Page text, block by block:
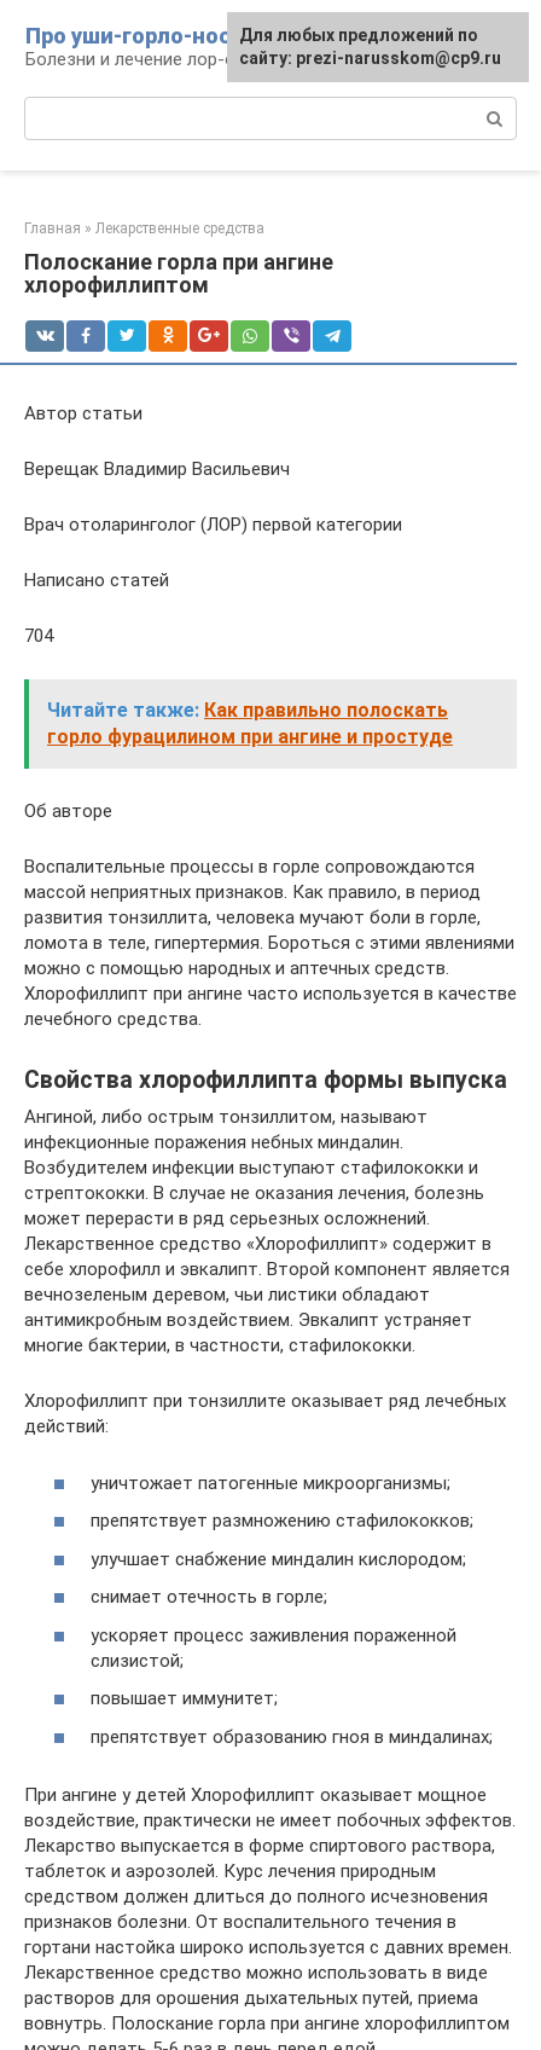
контенту
Про уши-горло-нос
Болезни и лечение лор-органов
Главная » Лекарственные средства
Полоскание горла при ангине
хлорофиллиптом
Автор статьи
Верещак Владимир Васильевич
Врач отоларинголог (ЛОР) первой категории
Написано статей
704
Читайте также: Как правильно полоскать
горло фурацилином при ангине и простуде
Об авторе
Воспалительные процессы в горле сопровождаются
массой неприятных признаков. Как правило, в период
развития тонзиллита, человека мучают боли в горле,
ломота в теле, гипертермия. Бороться с этими явлениями
можно с помощью народных и аптечных средств.
Хлорофиллипт при ангине часто используется в качестве
лечебного средства.
Свойства хлорофиллипта формы выпуска
Ангиной, либо острым тонзиллитом, называют
инфекционные поражения небных миндалин.
Возбудителем инфекции выступают стафилококки и
стрептококки. В случае не оказания лечения, болезнь
может перерасти в ряд серьезных осложнений.
Лекарственное средство «Хлорофиллипт» содержит в
себе хлорофилл и эвкалипт. Второй компонент является
вечнозеленым деревом, чьи листики обладают
антимикробным воздействием. Эвкалипт устраняет
многие бактерии, в частности, стафилококки.
Хлорофиллипт при тонзиллите оказывает ряд лечебных
действий:
уничтожает патогенные микроорганизмы;
препятствует размножению стафилококков;
улучшает снабжение миндалин кислородом;
снимает отечность в горле;
ускоряет процесс заживления пораженной
слизистой;
повышает иммунитет;
препятствует образованию гноя в миндалинах;
При ангине у детей Хлорофиллипт оказывает мощное
воздействие, практически не имеет побочных эффектов.
Лекарство выпускается в форме спиртового раствора,
таблеток и аэрозолей. Курс лечения природным
средством должен длиться до полного исчезновения
признаков болезни. От воспалительного течения в
гортани настойка широко используется с давних времен.
Лекарственное средство можно использовать в виде
растворов для орошения дыхательных путей, приема
вовнутрь. Полоскание горла при ангине хлорофиллиптом
Для любых предложений по
сайту: prezi-narusskom@cp9.ru